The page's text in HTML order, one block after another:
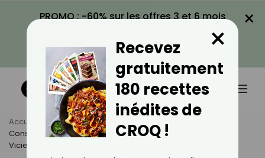
PROMO : -60% sur les offres 3 et 6 mois
VOIR LA PROMO
×
Accueil Actus
Bien-Être
Constipation Et Hémorroïdes : Comment Éviter Le Cercle
Vicieux ?
Recevez
gratuitement
180 recettes
inédites de
CROQ !
×